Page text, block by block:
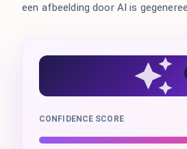
een afbeelding door AI is
CONFIDENCE SCORE